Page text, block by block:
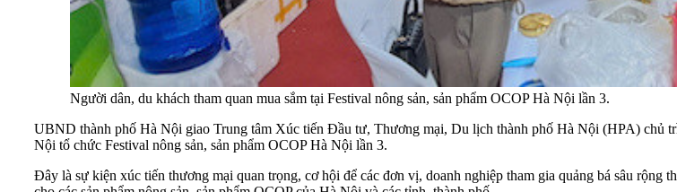
Người dân, du khách tham quan mua sắm tại Festival nông sản, sản phẩm OCOP Hà Nội lần 3.
UBND thành phố Hà Nội giao Trung tâm Xúc tiến Đầu tư, Thương mại, Du lịch thành phố Hà Nội (HPA) chủ
Nội tổ chức Festival nông sản, sản phẩm OCOP Hà Nội lần 3.
Đây là sự kiện xúc tiến thương mại quan trọng, cơ hội để các đơn vị, doanh nghiệp tham gia quảng bá sâu rộng